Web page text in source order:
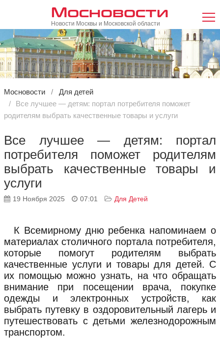
Мосновости
Новости Москвы и Московской области
Мосновости
Для детей
Все лучшее — детям: портал потребителя поможет
родителям выбрать качественные товары и услуги
Все лучшее — детям: портал
потребителя поможет родителям
выбрать качественные товары и
услуги
19 Ноября 2025 07:01 Для Детей
К Всемирному дню ребенка напоминаем о
материалах столичного портала потребителя,
которые помогут родителям выбрать
качественные услуги и товары для детей. С
их помощью можно узнать, на что обращать
внимание при посещении врача, покупке
одежды и электронных устройств, как
выбрать путевку в оздоровительный лагерь и
путешествовать с детьми железнодорожным
транспортом.